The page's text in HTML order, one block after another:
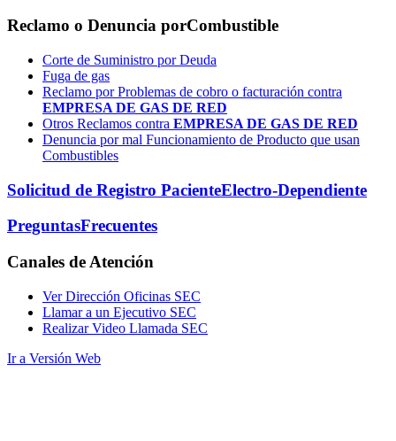
Reclamo o Denuncia porCombustible
Corte de Suministro por Deuda
Fuga de gas
Reclamo por Problemas de cobro o facturación contra
EMPRESA DE GAS DE RED
Otros Reclamos contra EMPRESA DE GAS DE RED
Denuncia por mal Funcionamiento de Producto que usan
Combustibles
Solicitud de Registro PacienteElectro-Dependiente
PreguntasFrecuentes
Canales de Atención
Ver Dirección Oficinas SEC
Llamar a un Ejecutivo SEC
Realizar Video Llamada SEC
Ir a Versión Web